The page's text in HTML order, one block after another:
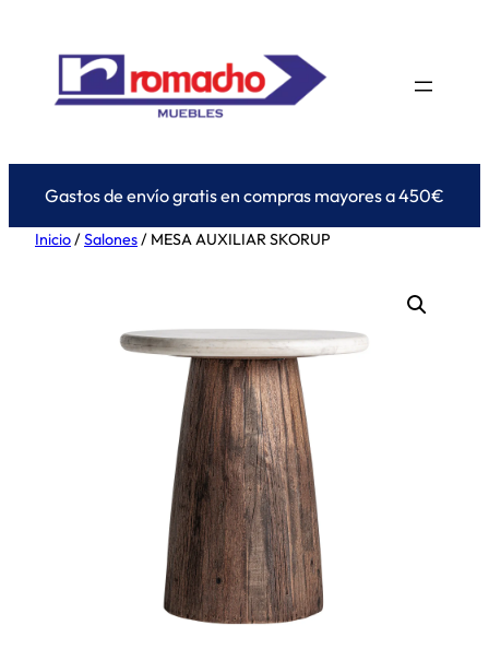
contenido
Gastos de envío gratis en compras mayores a 450€
Inicio/Salones/ MESA AUXILIAR SKORUP